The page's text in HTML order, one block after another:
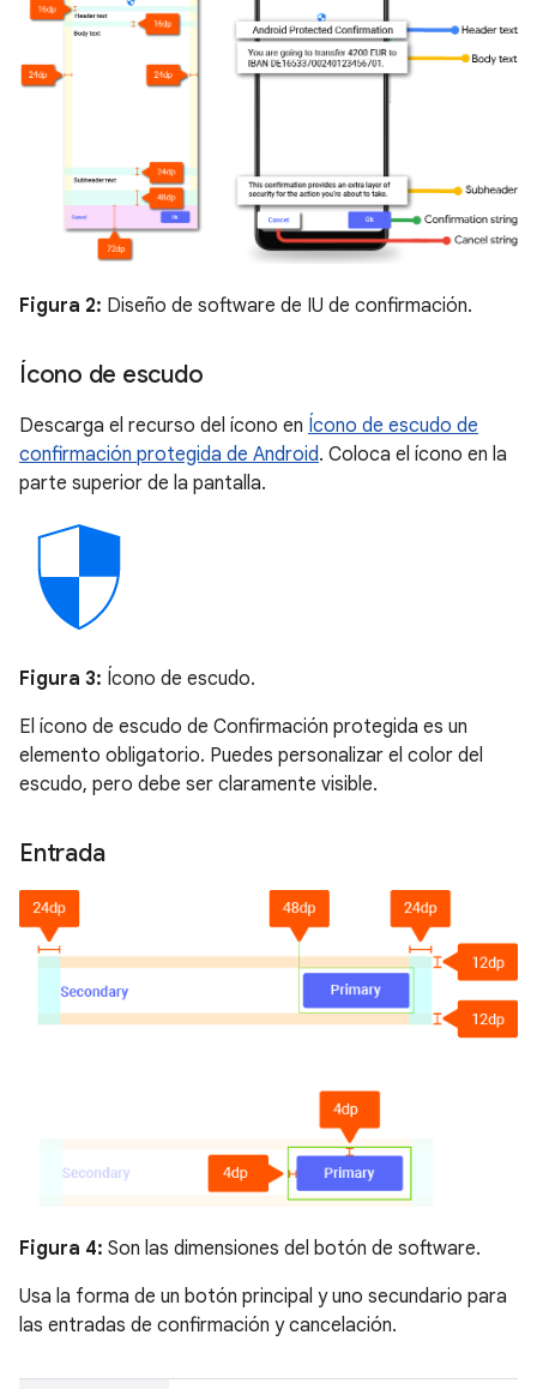
Figura 2: Diseño de software de IU de confirmación.
Ícono de escudo
Descarga el recurso del ícono en Ícono de escudo de
confirmación protegida de Android. Coloca el ícono en la
parte superior de la pantalla.
Figura 3: Ícono de escudo.
El ícono de escudo de Confirmación protegida es un
elemento obligatorio. Puedes personalizar el color del
escudo, pero debe ser claramente visible.
Entrada
Figura 4: Son las dimensiones del botón de software.
Usa la forma de un botón principal y uno secundario para
las entradas de confirmación y cancelación.